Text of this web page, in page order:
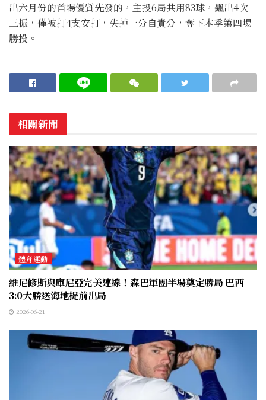
出六月份的首場優質先發的，主投6局共用83球，飆出4次
三振，僅被打4支安打，失掉一分自責分，奪下本季第四場
勝投。
相關新聞
體育運動
維尼修斯與庫尼亞完美連線！森巴軍團半場奠定勝局 巴西
3:0大勝送海地提前出局
2026-06-21